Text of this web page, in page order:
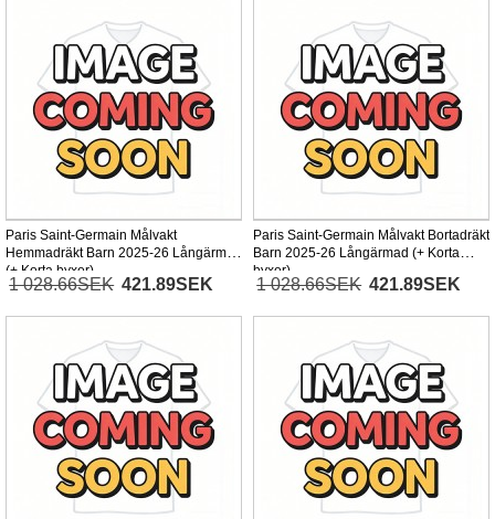
Paris Saint-Germain Målvakt
Hemmadräkt Barn 2025-26 Långärmad
(+ Korta byxor)
1 028.66SEK 421.89SEK
Paris Saint-Germain Målvakt Bortadräkt
Barn 2025-26 Långärmad (+ Korta
byxor)
1 028.66SEK 421.89SEK